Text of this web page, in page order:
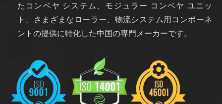
たコンベヤ システム、モジュラー コンベヤ ユニッ
ト、さまざまなローラー、物流システム用コンポーネ
ントの提供に特化した中国の専門メーカーです。